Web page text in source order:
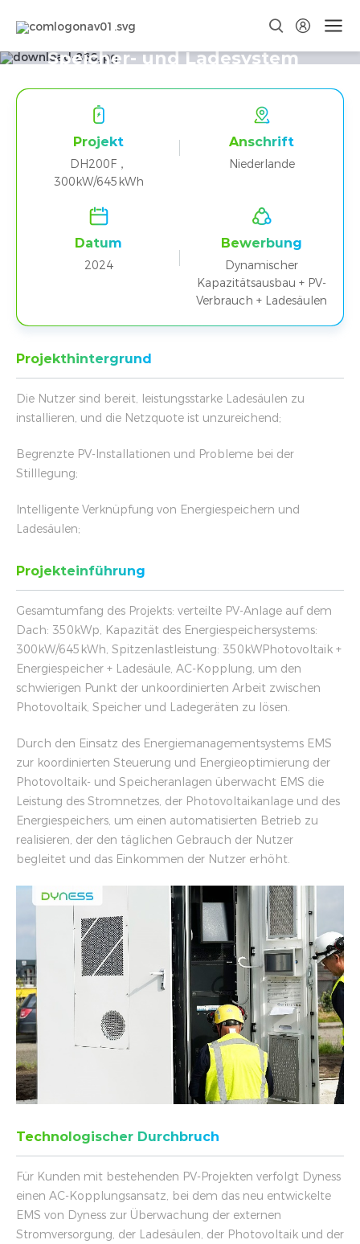
Integriertes Photovoltaik-
Speicher- und Ladesystem
Gesamtenergieprojekt
(Wasserstoffstation)
Projekt
DH200F，
300kW/645kWh
Anschrift
Niederlande
Datum
2024
Bewerbung
Dynamischer
Kapazitätsausbau + PV-
Verbrauch + Ladesäulen
Projekthintergrund
Die Nutzer sind bereit, leistungsstarke Ladesäulen zu
installieren, und die Netzquote ist unzureichend;
Begrenzte PV-Installationen und Probleme bei der
Stilllegung;
Intelligente Verknüpfung von Energiespeichern und
Ladesäulen;
Projekteinführung
Gesamtumfang des Projekts: verteilte PV-Anlage auf dem
Dach: 350kWp, Kapazität des Energiespeichersystems:
300kW/645kWh, Spitzenlastleistung: 350kWPhotovoltaik +
Energiespeicher + Ladesäule, AC-Kopplung, um den
schwierigen Punkt der unkoordinierten Arbeit zwischen
Photovoltaik, Speicher und Ladegeräten zu lösen.
Durch den Einsatz des Energiemanagementsystems EMS
zur koordinierten Steuerung und Energieoptimierung der
Photovoltaik- und Speicheranlagen überwacht EMS die
Leistung des Stromnetzes, der Photovoltaikanlage und des
Energiespeichers, um einen automatisierten Betrieb zu
realisieren, der den täglichen Gebrauch der Nutzer
begleitet und das Einkommen der Nutzer erhöht.
Technologischer Durchbruch
Für Kunden mit bestehenden PV-Projekten verfolgt Dyness
einen AC-Kopplungsansatz, bei dem das neu entwickelte
EMS von Dyness zur Überwachung der externen
Stromversorgung, der Ladesäulen, der Photovoltaik und der